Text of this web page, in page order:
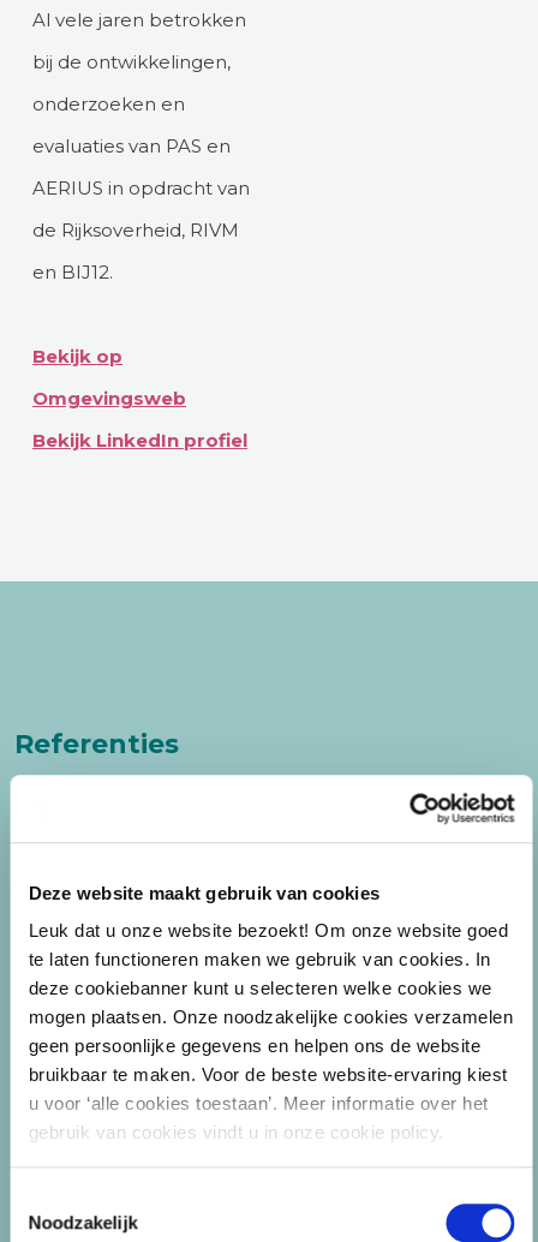
Deze website maakt gebruik van cookies
Leuk dat u onze website bezoekt! Om onze website goed
te laten functioneren maken we gebruik van cookies. In
deze cookiebanner kunt u selecteren welke cookies we
mogen plaatsen. Onze noodzakelijke cookies verzamelen
geen persoonlijke gegevens en helpen ons de website
bruikbaar te maken. Voor de beste website-ervaring kiest
u voor ‘alle cookies toestaan’. Meer informatie over het
gebruik van cookies vindt u in onze cookie policy.
Noodzakelijk
Al vele jaren betrokken
bij de ontwikkelingen,
onderzoeken en
evaluaties van PAS en
AERIUS in opdracht van
de Rijksoverheid, RIVM
en BIJ12.
Bekijk op
Omgevingsweb
Bekijk LinkedIn profiel
Referenties
Goede opbouw en uitleg.
De uitleg was helder, de vragen werden goed
beantwoord en het was precies wat ik had
verwacht.